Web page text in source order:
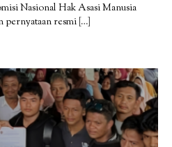
Nasional Hak Asasi Manusia
resmi […]